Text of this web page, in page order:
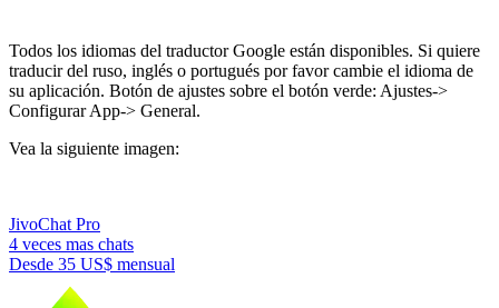
Todos los idiomas del traductor Google están disponibles. Si quiere
traducir del ruso, inglés o portugués por favor cambie el idioma de
su aplicación. Botón de ajustes sobre el botón verde: Ajustes->
Configurar App-> General.
Vea la siguiente imagen:
JivoChat Pro
4 veces mas chats
Desde 35 US$ mensual